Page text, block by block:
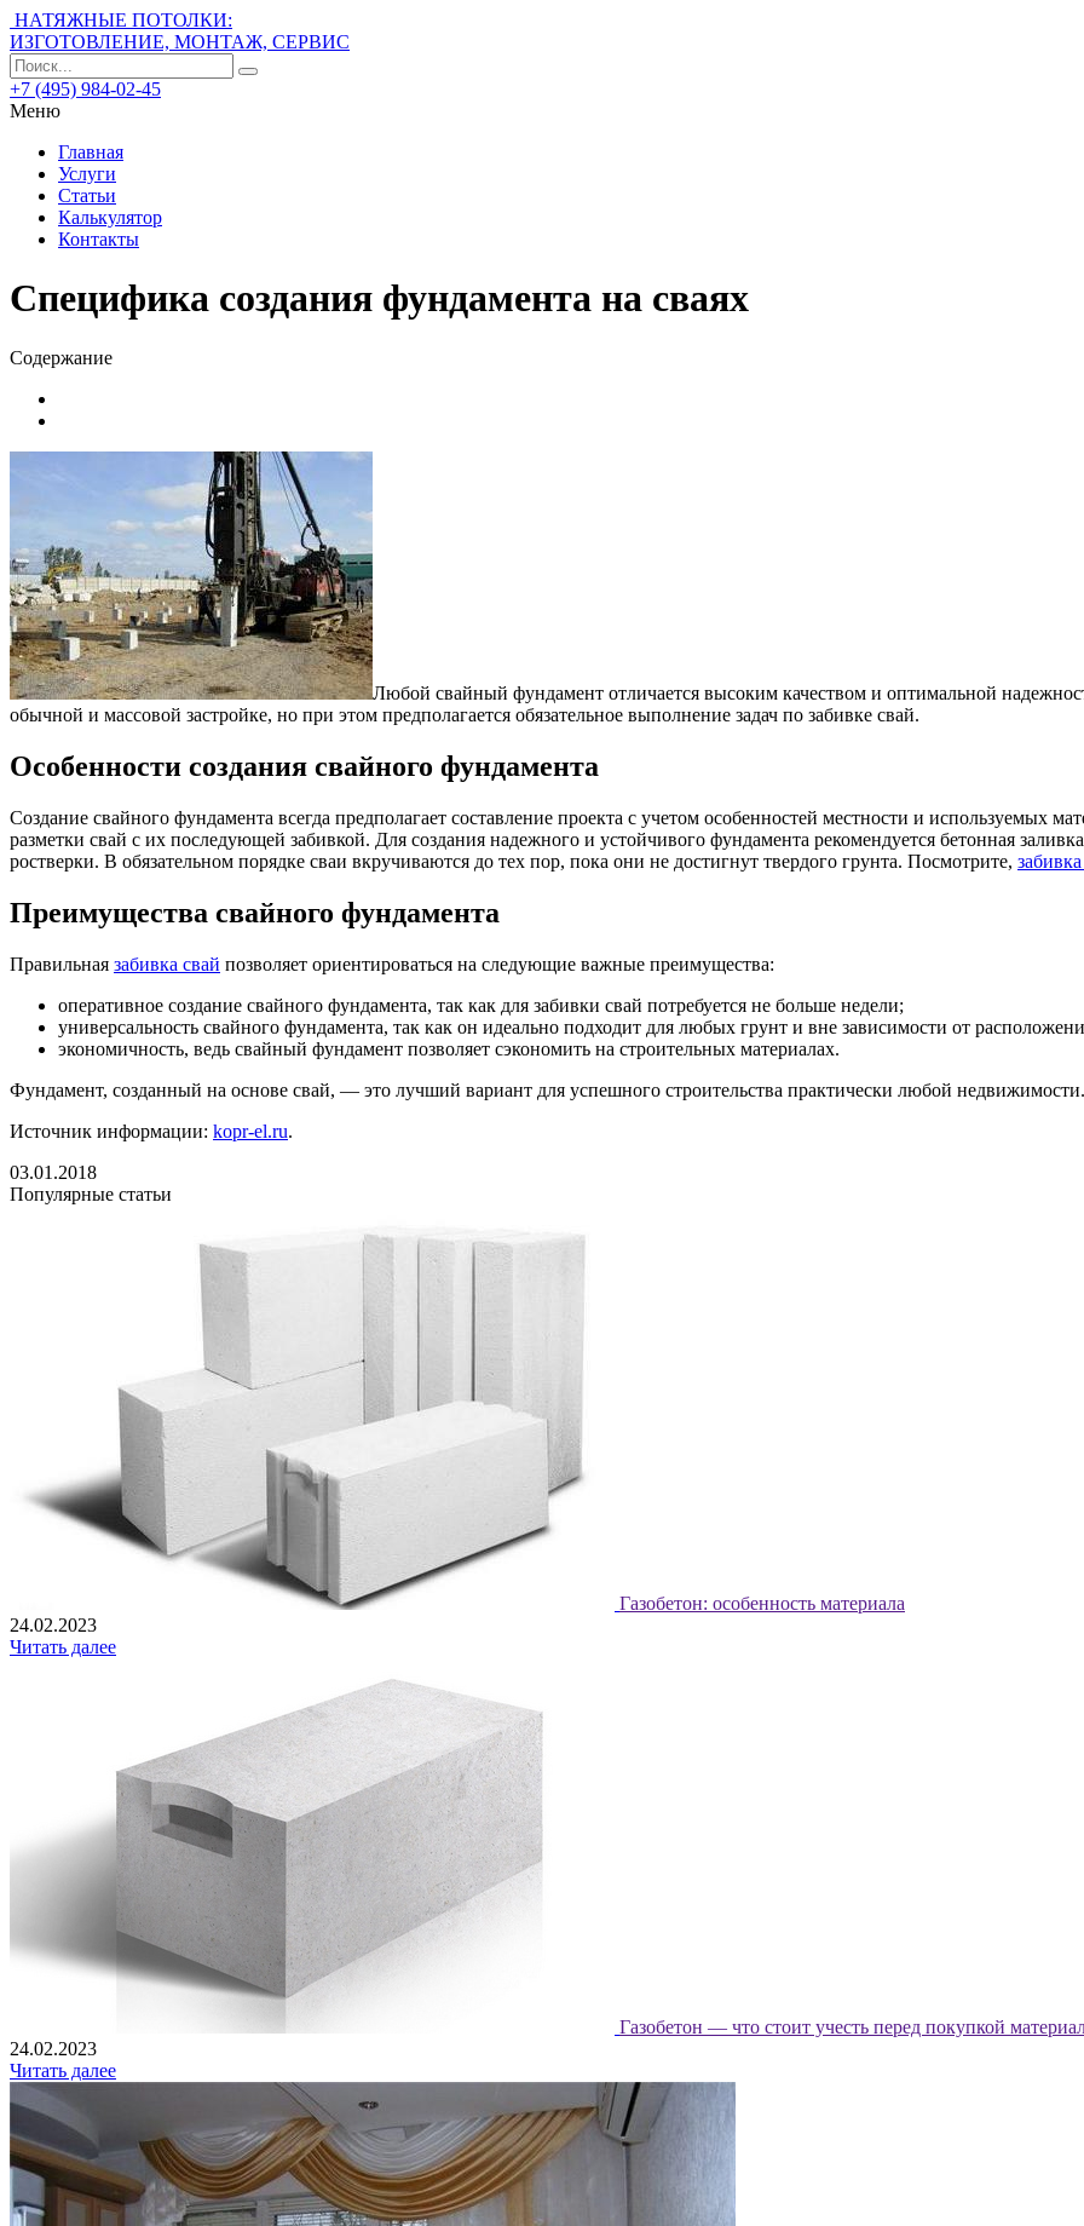
НАТЯЖНЫЕ ПОТОЛКИ:
ИЗГОТОВЛЕНИЕ, МОНТАЖ, СЕРВИС
+7 (495) 984-02-45
Меню
Главная
Услуги
Статьи
Калькулятор
Контакты
Специфика создания фундамента на сваях
Содержание
Любой свайный фундамент отличается высоким качеством и оптимальной
обычной и массовой застройке, но при этом предполагается обязательное выполнение задач по забивке свай.
Особенности создания свайного фундамента
Создание свайного фундамента всегда предполагает составление проекта с учетом особенностей местности и используемых
разметки свай с их последующей забивкой. Для создания надежного и устойчивого фундамента рекомендуется бетонная
ростверки. В обязательном порядке сваи вкручиваются до тех пор, пока они не достигнут твердого грунта. Посмотрите,
Преимущества свайного фундамента
Правильная забивка свай позволяет ориентироваться на следующие важные преимущества:
оперативное создание свайного фундамента, так как для забивки свай потребуется не больше недели;
универсальность свайного фундамента, так как он идеально подходит для любых грунт и вне зависимости от
экономичность, ведь свайный фундамент позволяет сэкономить на строительных материалах.
Фундамент, созданный на основе свай, — это лучший вариант для успешного строительства практически любой недвижимости.
Источник информации: kopr-el.ru.
03.01.2018
Популярные статьи
Газобетон: особенность материала
24.02.2023
Читать далее
Газобетон — что стоит учесть перед покупкой
24.02.2023
Читать далее